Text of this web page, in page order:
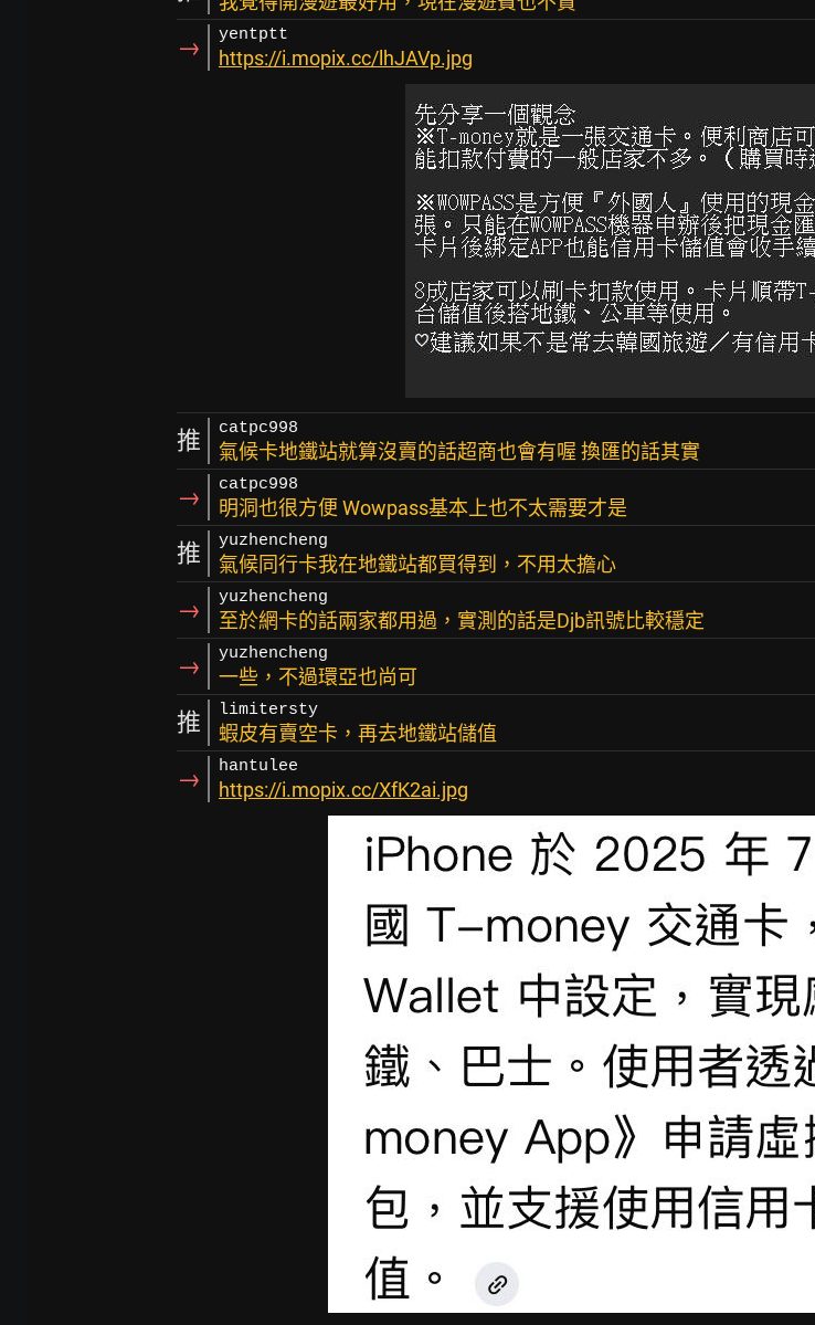
→ yentptt
https://i.mopix.cc/lhJAVp.jpg
推 catpc998
氣候卡地鐵站就算沒賣的話超商也會有喔 換匯的話其實
→ catpc998
明洞也很方便 Wowpass基本上也不太需要才是
推 yuzhencheng
氣候同行卡我在地鐵站都買得到，不用太擔心
→ yuzhencheng
至於網卡的話兩家都用過，實測的話是Djb訊號比較穩定
→ yuzhencheng
一些，不過環亞也尚可
推 limitersty
蝦皮有賣空卡，再去地鐵站儲值
→ hantulee
https://i.mopix.cc/XfK2ai.jpg